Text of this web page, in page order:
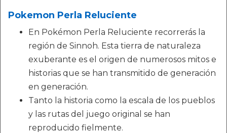
Pokemon Perla Reluciente
En Pokémon Perla Reluciente recorrerás la
región de Sinnoh. Esta tierra de naturaleza
exuberante es el origen de numerosos mitos e
historias que se han transmitido de generación
en generación.
Tanto la historia como la escala de los pueblos
y las rutas del juego original se han
reproducido fielmente.